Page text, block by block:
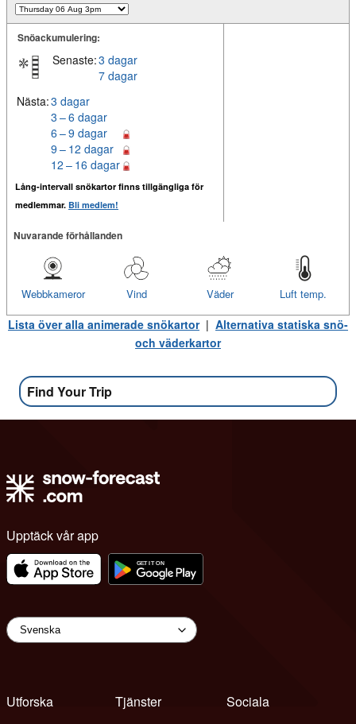
Snöackumulering:
Senaste:3 dagar
7 dagar
Nästa:3 dagar
3 – 6 dagar
6 – 9 dagar
9 – 12 dagar
12 – 16 dagar
Lång-intervall snökartor finns tillgängliga för
medlemmar. Bli medlem!
Nuvarande förhållanden
Luft temp.
Väder
Vind
Webbkameror
Lista över alla animerade snökartor| Alternativa statiska snö-
och väderkartor
Find Your Trip
Upptäck vår app
Utforska
Tjänster
Sociala